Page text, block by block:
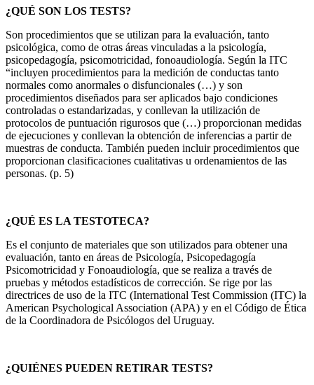
¿QUÉ SON LOS TESTS?
Son procedimientos que se utilizan para la evaluación, tanto
psicológica, como de otras áreas vinculadas a la psicología,
psicopedagogía, psicomotricidad, fonoaudiología. Según la ITC
“incluyen procedimientos para la medición de conductas tanto
normales como anormales o disfuncionales (…) y son
procedimientos diseñados para ser aplicados bajo condiciones
controladas o estandarizadas, y conllevan la utilización de
protocolos de puntuación rigurosos que (…) proporcionan medidas
de ejecuciones y conllevan la obtención de inferencias a partir de
muestras de conducta. También pueden incluir procedimientos que
proporcionan clasificaciones cualitativas u ordenamientos de las
personas. (p. 5)
¿QUÉ ES LA TESTOTECA?
Es el conjunto de materiales que son utilizados para obtener una
evaluación, tanto en áreas de Psicología, Psicopedagogía
Psicomotricidad y Fonoaudiología, que se realiza a través de
pruebas y métodos estadísticos de corrección. Se rige por las
directrices de uso de la ITC (International Test Commission (ITC) la
American Psychological Association (APA) y en el Código de Ética
de la Coordinadora de Psicólogos del Uruguay.
¿QUIÉNES PUEDEN RETIRAR TESTS?